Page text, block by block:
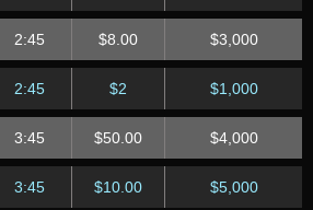
23:05 $44.00 $25,000
23:05 $4.40 $6,000
0:00 $8.88 $20,000
2:45 $8.00 $3,000
2:45 $2 $1,000
3:45 $50.00 $4,000
3:45 $10.00 $5,000